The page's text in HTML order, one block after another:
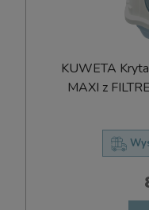
KUWETA
MAXI z